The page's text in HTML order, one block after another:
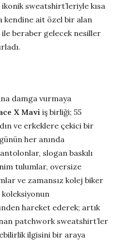
sweatshirt’leriyle kısa
kendine ait özel bir alan
beraber gelecek nesiller
damga vurmaya
X Mavi iş birliği; 55
ve erkeklere çekici bir
her anında
slogan baskılı
tulumlar, oversize
ve zamansız kolej biker
hareket ederek; artık
patchwork sweatshirt’ler
ilgisini bir araya